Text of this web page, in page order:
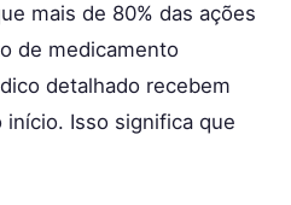
mais de 80% das ações
de medicamento
detalhado recebem
Isso significa que